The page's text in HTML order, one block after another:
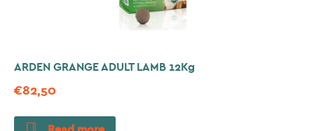
ARDEN GRANGE ADULT LAMB 12Kg
€82,50